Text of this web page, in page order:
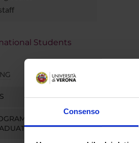
Consenso
Students
AND
COURSES